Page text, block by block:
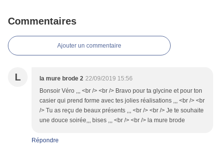
Commentaires
Ajouter un commentaire
L la mure brode 2 22/09/2019 15:56
Bonsoir Véro ,,, <br /> <br /> Bravo pour ta glycine et pour ton
casier qui prend forme avec tes jolies réalisations ,,, <br /> <br
/> Tu as reçu de beaux présents ,,, <br /> <br /> Je te souhaite
une douce soirée,,, bises ,,, <br /> <br /> la mure brode
Répondre